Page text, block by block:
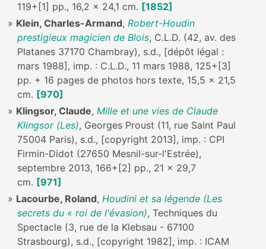
119+[1] pp., 16,2 x 24,1 cm. [1852]
Klein, Charles-Armand, Robert-Houdin
prestigieux magicien de Blois, C.L.D. (42, av. des
Platanes 37170 Chambray), s.d., [dépôt légal :
mars 1988], imp. : C.L.D., 11 mars 1988, 125+[3]
pp. + 16 pages de photos hors texte, 15,5 x 21,5
cm. [970]
Klingsor, Claude, Mille et une vies de Claude
Klingsor (Les), Georges Proust (11, rue Saint Paul
75004 Paris), s.d., [copyright 2013], imp. : CPI
Firmin-Didot (27650 Mesnil-sur-l'Estrée),
septembre 2013, 166+[2] pp., 21 x 29,7
cm. [971]
Lacourbe, Roland, Houdini et sa légende (Les
secrets du « roi de l'évasion), Techniques du
Spectacle (3, rue de la Klebsau - 67100
Strasbourg), s.d., [copyright 1982], imp. : ICAM